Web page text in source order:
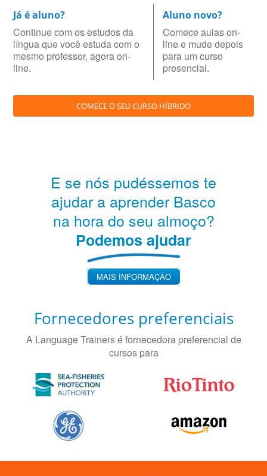
Já é aluno?
Continue com os estudos da
língua que você estuda com o
mesmo professor, agora on-
line.
Aluno novo?
Comece aulas on-
line e mude depois
para um curso
presencial.
COMECE O SEU CURSO HÍBRIDO
E se nós pudéssemos te
ajudar a aprender Basco
na hora do seu almoço?
Podemos ajudar
MAIS INFORMAÇÃO
Fornecedores preferenciais
A Language Trainers é fornecedora preferencial de
cursos para